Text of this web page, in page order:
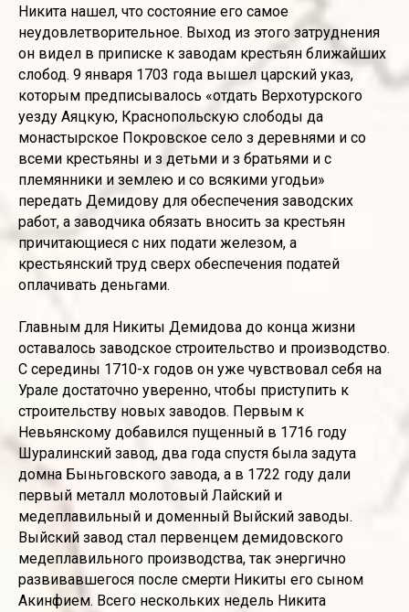
Никита нашел, что состояние его самое
неудовлетворительное. Выход из этого затруднения
он видел в приписке к заводам крестьян ближайших
слобод. 9 января 1703 года вышел царский указ,
которым предписывалось «отдать Верхотурского
уезду Аяцкую, Краснопольскую слободы да
монастырское Покровское село з деревнями и со
всеми крестьяны и з детьми и з братьями и с
племянники и землею и со всякими угодьи»
передать Демидову для обеспечения заводских
работ, а заводчика обязать вносить за крестьян
причитающиеся с них подати железом, а
крестьянский труд сверх обеспечения податей
оплачивать деньгами.
Главным для Никиты Демидова до конца жизни
оставалось заводское строительство и производство.
С середины 1710-х годов он уже чувствовал себя на
Урале достаточно уверенно, чтобы приступить к
строительству новых заводов. Первым к
Невьянскому добавился пущенный в 1716 году
Шуралинский завод, два года спустя была задута
домна Быньговского завода, а в 1722 году дали
первый металл молотовый Лайский и
медеплавильный и доменный Выйский заводы.
Выйский завод стал первенцем демидовского
медеплавильного производства, так энергично
развивавшегося после смерти Никиты его сыном
Акинфием. Всего нескольких недель Никита